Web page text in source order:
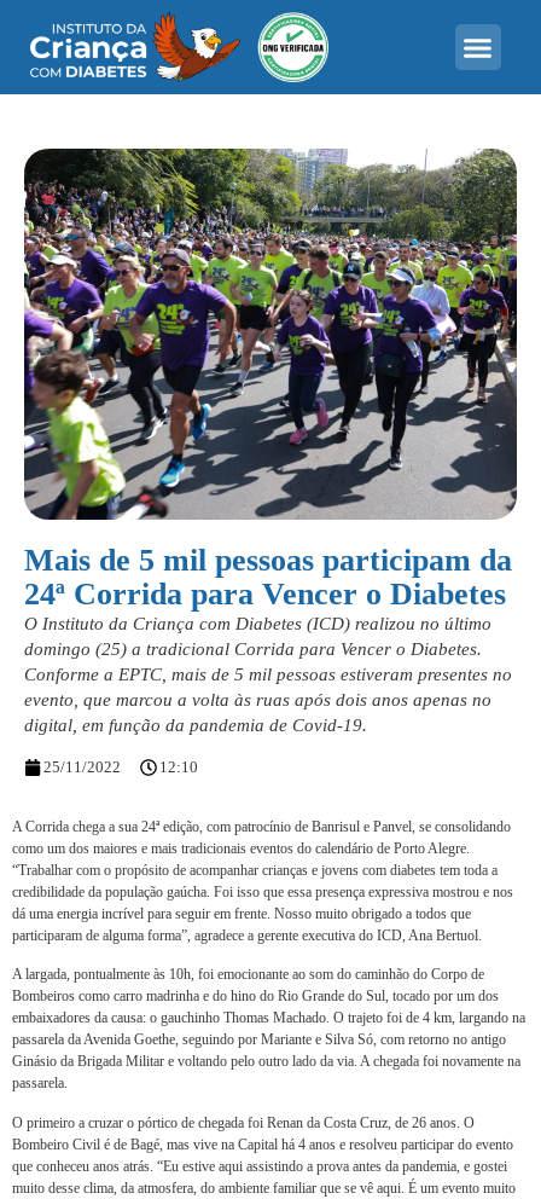
Mais de 5 mil pessoas participam da
24ª Corrida para Vencer o Diabetes
O Instituto da Criança com Diabetes (ICD) realizou no último
domingo (25) a tradicional Corrida para Vencer o Diabetes.
Conforme a EPTC, mais de 5 mil pessoas estiveram presentes no
evento, que marcou a volta às ruas após dois anos apenas no
digital, em função da pandemia de Covid-19.
25/11/2022 12:10
A Corrida chega a sua 24ª edição, com patrocínio de Banrisul e Panvel, se consolidando
como um dos maiores e mais tradicionais eventos do calendário de Porto Alegre.
“Trabalhar com o propósito de acompanhar crianças e jovens com diabetes tem toda a
credibilidade da população gaúcha. Foi isso que essa presença expressiva mostrou e nos
dá uma energia incrível para seguir em frente. Nosso muito obrigado a todos que
participaram de alguma forma”, agradece a gerente executiva do ICD, Ana Bertuol.
A largada, pontualmente às 10h, foi emocionante ao som do caminhão do Corpo de
Bombeiros como carro madrinha e do hino do Rio Grande do Sul, tocado por um dos
embaixadores da causa: o gauchinho Thomas Machado. O trajeto foi de 4 km, largando na
passarela da Avenida Goethe, seguindo por Mariante e Silva Só, com retorno no antigo
Ginásio da Brigada Militar e voltando pelo outro lado da via. A chegada foi novamente na
passarela.
O primeiro a cruzar o pórtico de chegada foi Renan da Costa Cruz, de 26 anos. O
Bombeiro Civil é de Bagé, mas vive na Capital há 4 anos e resolveu participar do evento
que conheceu anos atrás. “Eu estive aqui assistindo a prova antes da pandemia, e gostei
muito desse clima, da atmosfera, do ambiente familiar que se vê aqui. É um evento muito